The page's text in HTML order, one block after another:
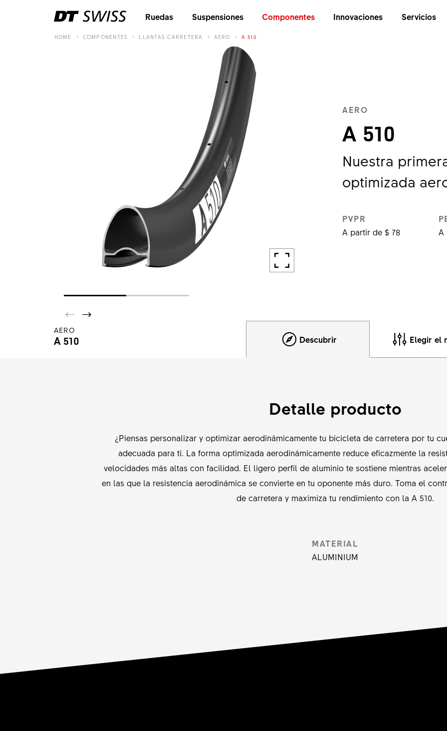
Ruedas Suspensiones Componentes Innovaciones Servicios
HOME COMPONENTES LLANTAS CARRETERA AERO A 510
AERO
A 510
Nuestra
optimizada
PVPR
A partir de $ 78
A
AERO
A 510 Descubrir Elegir el
Detalle producto
¿Piensas personalizar y optimizar aerodinámicamente tu bicicleta de carretera por tu
adecuada para ti. La forma optimizada aerodinámicamente reduce eficazmente la
velocidades más altas con facilidad. El ligero perfil de aluminio te sostiene mientras
en las que la resistencia aerodinámica se convierte en tu oponente más duro. Toma el
de carretera y maximiza tu rendimiento con la A 510.
MATERIAL
ALUMINIUM